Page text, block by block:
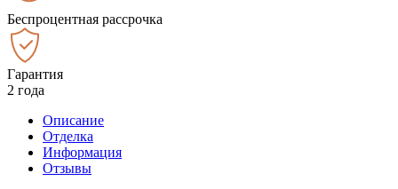
Беспроцентная рассрочка
Гарантия
2 года
Описание
Отделка
Информация
Отзывы